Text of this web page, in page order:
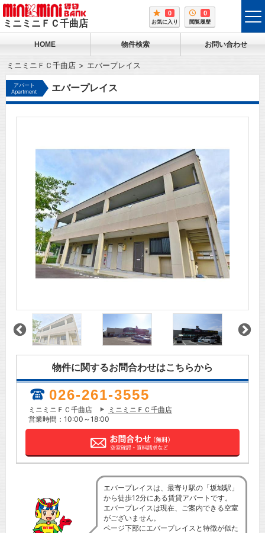
ミニミニＦＣ千曲店
0
お気に入り
0
閲覧履歴
HOME 物件検索 お問い合わせ
ミニミニＦＣ千曲店 エバープレイス
アパート
Apartment
エバープレイス
物件に関するお問合わせはこちらから
026-261-3555
ミニミニＦＣ千曲店
ミニミニＦＣ千曲店
営業時間：10:00～18:00
エバープレイスは、最寄り駅の「坂城駅」
から徒歩12分にある賃貸アパートです。
エバープレイスは現在、ご案内できる空室
がございません。
ページ下部にエバープレイスと特徴が似た